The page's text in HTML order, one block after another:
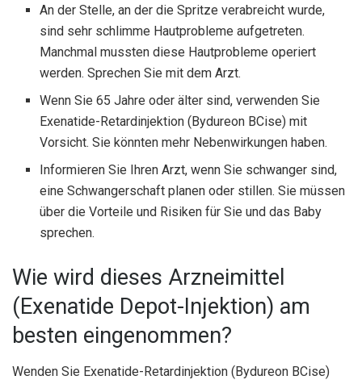
An der Stelle, an der die Spritze verabreicht wurde,
sind sehr schlimme Hautprobleme aufgetreten.
Manchmal mussten diese Hautprobleme operiert
werden. Sprechen Sie mit dem Arzt.
Wenn Sie 65 Jahre oder älter sind, verwenden Sie
Exenatide-Retardinjektion (Bydureon BCise) mit
Vorsicht. Sie könnten mehr Nebenwirkungen haben.
Informieren Sie Ihren Arzt, wenn Sie schwanger sind,
eine Schwangerschaft planen oder stillen. Sie müssen
über die Vorteile und Risiken für Sie und das Baby
sprechen.
Wie wird dieses Arzneimittel
(Exenatide Depot-Injektion) am
besten eingenommen?
Wenden Sie Exenatide-Retardinjektion (Bydureon BCise)